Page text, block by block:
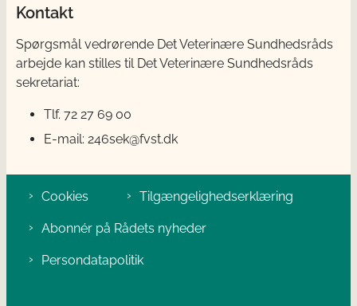
Kontakt
Spørgsmål vedrørende Det Veterinære Sundhedsråds
arbejde kan stilles til Det Veterinære Sundhedsråds
sekretariat:
Tlf. 72 27 69 00
E-mail: 246sek@fvst.dk
Cookies Tilgængelighedserklæring
Abonnér på Rådets nyheder
Persondatapolitik